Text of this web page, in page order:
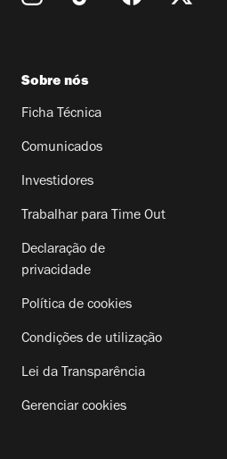
Sobre nós
Ficha Técnica
Comunicados
Investidores
Trabalhar para Time Out
Declaração de
privacidade
Política de cookies
Condições de utilização
Lei da Transparência
Gerenciar cookies